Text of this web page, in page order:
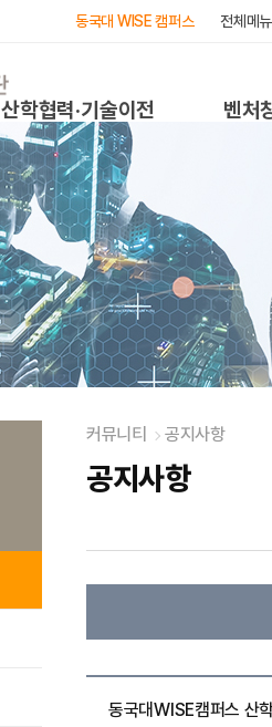
동국대 WISE 캠퍼스 전체메뉴
산학협력·기술이전 벤처
커뮤니티 공지사항
공지사항
동국대WISE캠퍼스 산